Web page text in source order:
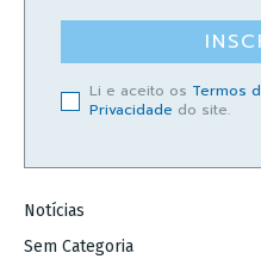
Li e aceito os Termos
Privacidade do site.
Notícias
Sem Categoria